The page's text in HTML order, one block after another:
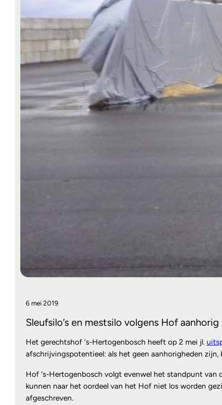
6 mei 2019
Sleufsilo’s en mestsilo volgens Hof
Het gerechtshof ‘s-Hertogenbosch heeft op 2 mei jl.
afschrijvingspotentieel: als het geen aanhorigheden
Hof ‘s-Hertogenbosch volgt evenwel het standpunt van
kunnen naar het oordeel van het Hof niet los worden
afgeschreven.